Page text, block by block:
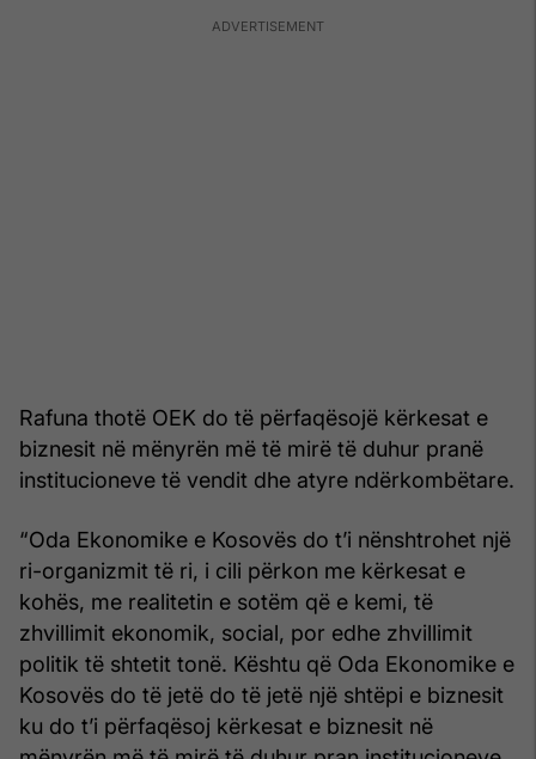
Rafuna thotë OEK do të përfaqësojë kërkesat e
biznesit në mënyrën më të mirë të duhur pranë
institucioneve të vendit dhe atyre ndërkombëtare.
“Oda Ekonomike e Kosovës do t’i nënshtrohet një
ri-organizmit të ri, i cili përkon me kërkesat e
kohës, me realitetin e sotëm që e kemi, të
zhvillimit ekonomik, social, por edhe zhvillimit
politik të shtetit tonë. Kështu që Oda Ekonomike e
Kosovës do të jetë do të jetë një shtëpi e biznesit
ku do t’i përfaqësoj kërkesat e biznesit në